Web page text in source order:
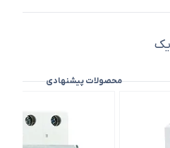
محصولات پیشنهادی